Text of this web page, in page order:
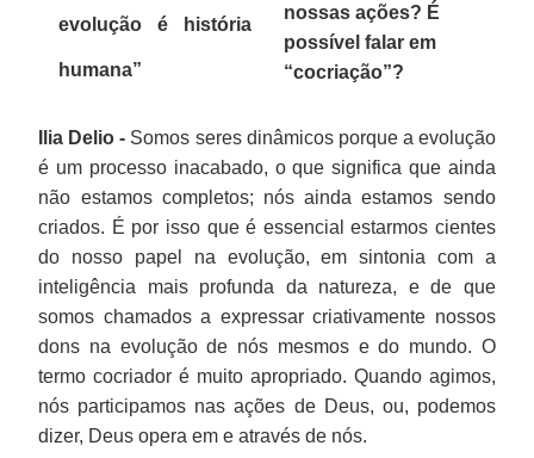
evolução é história
humana”
nossas ações? É
possível falar em
“cocriação”?
Ilia Delio - Somos seres dinâmicos porque a evolução
é um processo inacabado, o que significa que ainda
não estamos completos; nós ainda estamos sendo
criados. É por isso que é essencial estarmos cientes
do nosso papel na evolução, em sintonia com a
inteligência mais profunda da natureza, e de que
somos chamados a expressar criativamente nossos
dons na evolução de nós mesmos e do mundo. O
termo cocriador é muito apropriado. Quando agimos,
nós participamos nas ações de Deus, ou, podemos
dizer, Deus opera em e através de nós.